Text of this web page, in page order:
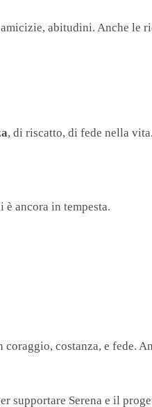
abitudini. Anche le
, di riscatto, di fede nella vita.
ancora in tempesta.
costanza, e fede.
supportare Serena e il